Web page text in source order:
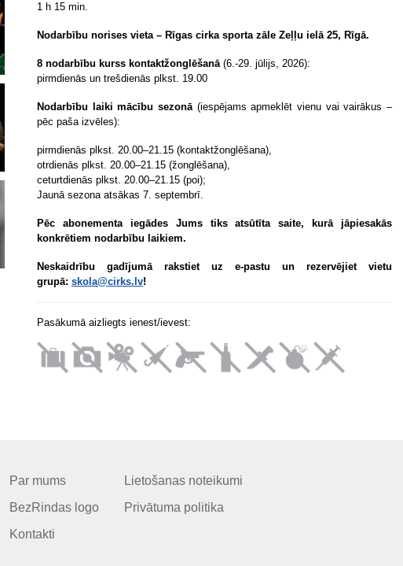
1 h 15 min.
Nodarbību norises vieta – Rīgas cirka sporta zāle Zeļļu ielā 25, Rīgā.
8 nodarbību kurss kontaktžonglēšanā(6.-29. jūlijs, 2026):
pirmdienās un trešdienās plkst. 19.00
Nodarbību laiki mācību sezonā(iespējams apmeklēt vienu vai vairākus –
pēc paša izvēles):
pirmdienās plkst. 20.00–21.15 (kontaktžonglēšana),
otrdienās plkst. 20.00–21.15 (žonglēšana),
ceturtdienās plkst. 20.00–21.15 (poi);
Jaunā sezona atsākas 7. septembrī.
Pēc abonementa iegādes Jums tiks atsūtīta saite, kurā jāpiesakās
konkrētiem nodarbību laikiem.
Neskaidrību gadījumā rakstiet uz e-pastu un rezervējiet vietu
grupā: skola@cirks.lv!
Pasākumā aizliegts ienest/ievest:
Par mums
BezRindas logo
Kontakti
Lietošanas noteikumi
Privātuma politika